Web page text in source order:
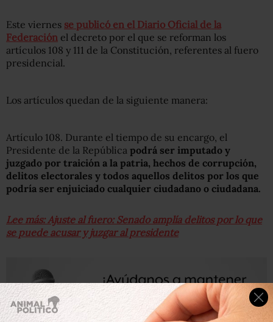
Este viernes se publicó en el Diario Oficial de la
Federación el decreto por el que se reforman los
artículos 108 y 111 de la Constitución, referentes al fuero
presidencial.
Los artículos quedan de la siguiente manera:
Artículo 108. Durante el tiempo de su encargo, el
Presidente de la República podrá ser imputado y
juzgado por traición a la patria, hechos de corrupción,
delitos electorales y todos aquellos delitos por los que
podría ser enjuiciado cualquier ciudadano o ciudadana.
Lee más: Ajuste al fuero: Senado amplía delitos por lo que
se puede acusar y juzgar al presidente